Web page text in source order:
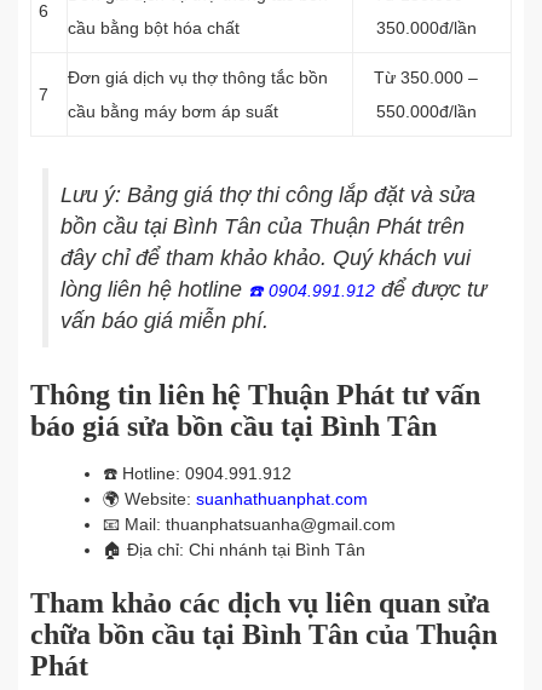
6
cầu bằng bột hóa chất
350.000đ/lần
7
Đơn giá dịch vụ thợ thông tắc bồn
cầu bằng máy bơm áp suất
Từ 350.000 –
550.000đ/lần
Lưu ý: Bảng giá thợ thi công lắp đặt và sửa
bồn cầu tại Bình Tân của Thuận Phát trên
đây chỉ để tham khảo khảo. Quý khách vui
lòng liên hệ hotline ☎️ 0904.991.912 để được tư
vấn báo giá miễn phí.
Thông tin liên hệ Thuận Phát tư vấn
báo giá sửa bồn cầu tại Bình Tân
☎️ Hotline: 0904.991.912
🌍 Website: suanhathuanphat.com
📧 Mail: thuanphatsuanha@gmail.com
🏠 Địa chỉ: Chi nhánh tại Bình Tân
Tham khảo các dịch vụ liên quan sửa
chữa bồn cầu tại Bình Tân của Thuận
Phát